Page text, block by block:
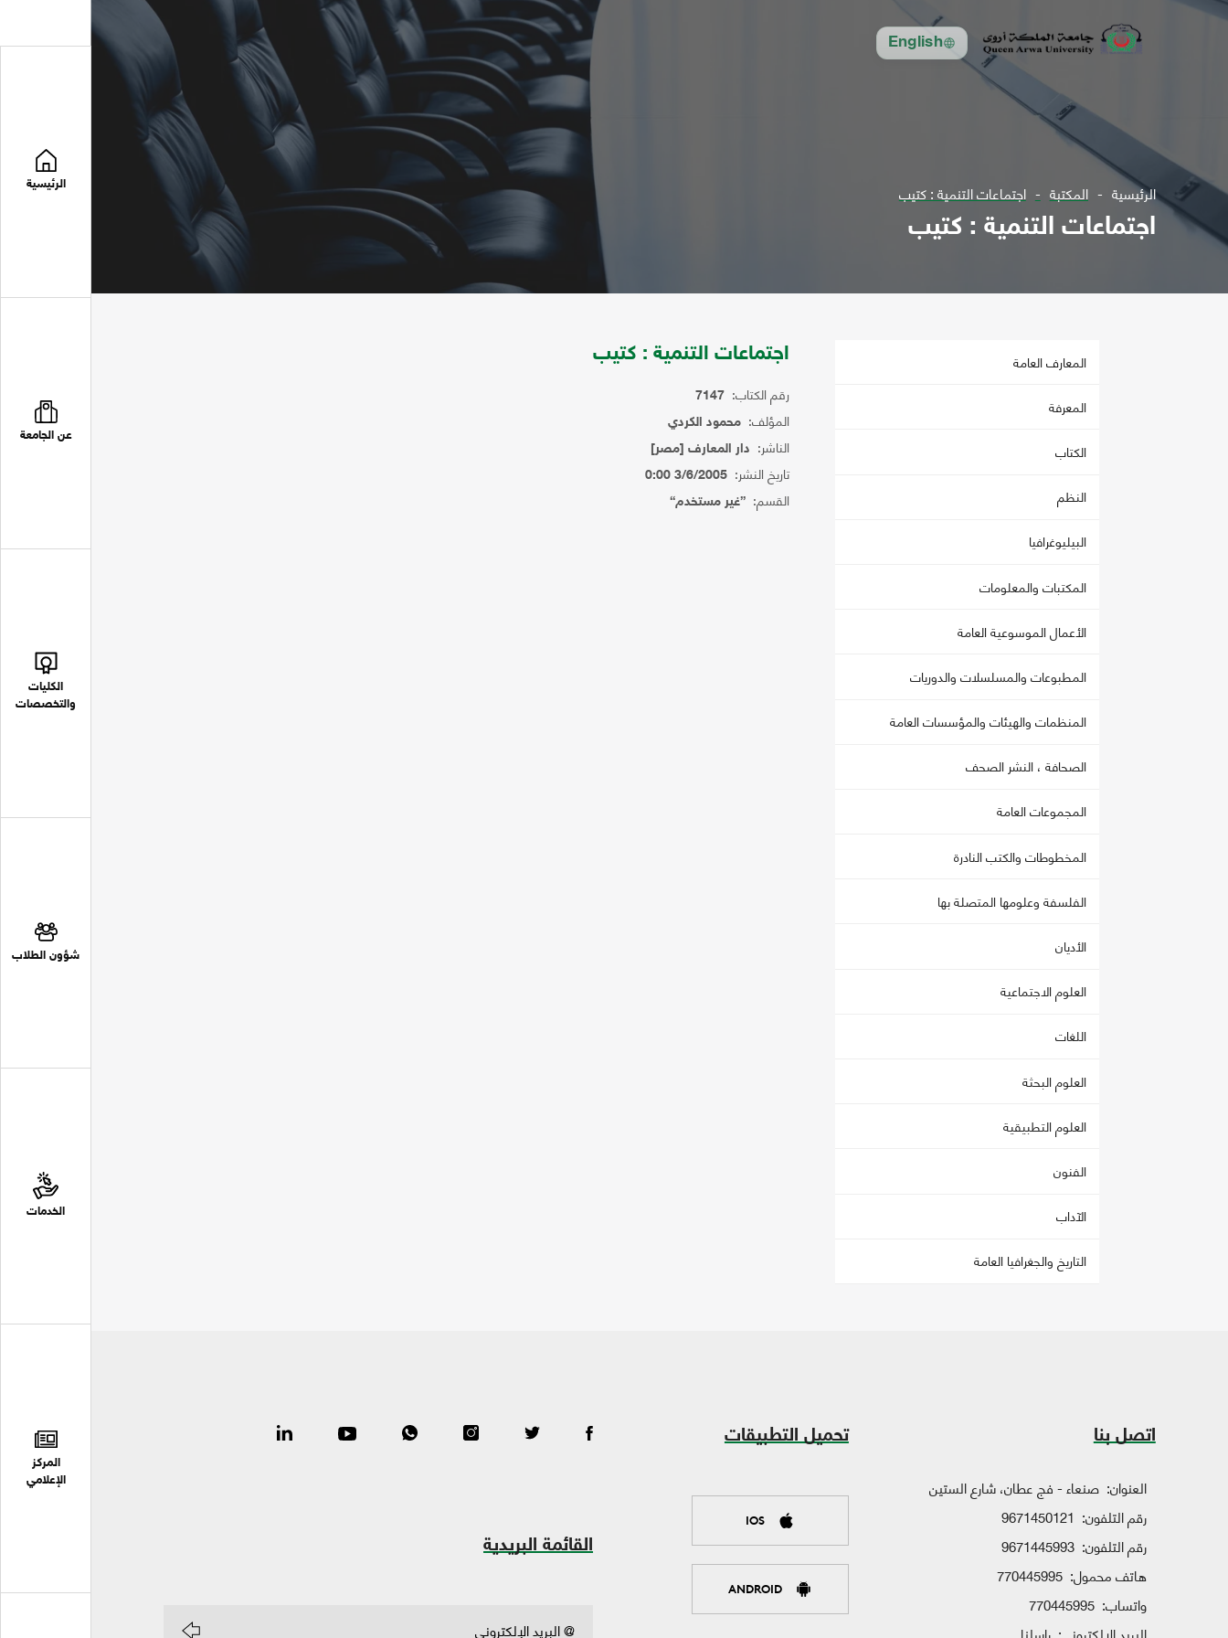
English
الرئيسية
عن الجامعة
الكليات
والتخصصات
شؤون الطلاب
الخدمات
المركز
الإعلامي
الرئيسية المكتبة اجتماعات التنمية : كتيب
اجتماعات التنمية : كتيب
المعارف العامة
المعرفة
الكتاب
النظم
البيليوغرافيا
المكتبات والمعلومات
الأعمال الموسوعية العامة
المطبوعات والمسلسلات والدوريات
المنظمات والهيئات والمؤسسات العامة
الصحافة ، النشر الصحف
المجموعات العامة
المخطوطات والكتب النادرة
الفلسفة وعلومها المتصلة بها
الأديان
العلوم الاجتماعية
اللغات
العلوم البحثة
العلوم التطبيقية
الفنون
الآداب
التاريخ والجغرافيا العامة
اجتماعات التنمية : كتيب
رقم الكتاب: 7147
المؤلف: محمود الكردي
الناشر: دار المعارف [مصر]
تاريخ النشر: 3/6/2005 0:00
القسم: {غير مستخدم}
اتصل بنا
العنوان: صنعاء - فج عطان، شارع الستين
رقم التلفون: 9671450121
رقم التلفون: 9671445993
هاتف محمول: 770445995
واتساب: 770445995
تحميل التطبيقات
IOS
ANDROID
القائمة البريدية